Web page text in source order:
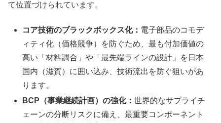
て位置づけられています。
コア技術のブラックボックス化： 電子部品のコモデ
ィティ化（価格競争）を防ぐため、最も付加価値の
高い「材料調合」や「最先端ラインの設計」を日本
国内（滋賀）に囲い込み、技術流出を防ぐ狙いがあ
ります。
BCP（事業継続計画）の強化：世界的なサプライチ
ェーンの分断リスクに備え、最重要コンポーネント